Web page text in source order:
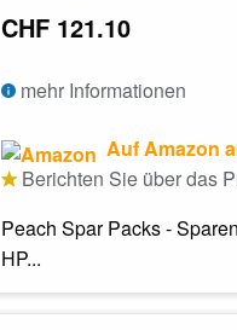
CHF 121.10
mehr Informationen
Auf Amazon
Berichten Sie über das
Peach Spar Packs -
HP...